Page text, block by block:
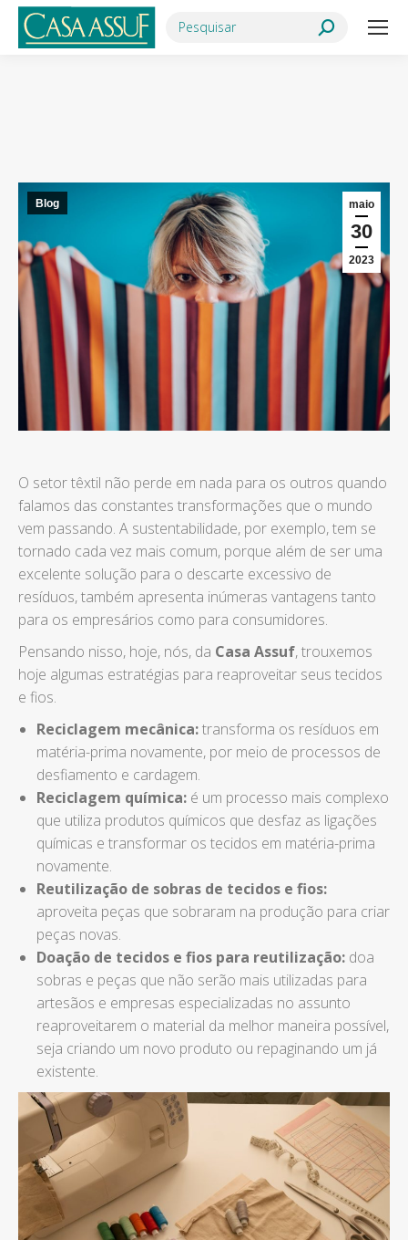
Search:
maio
30
2023
Blog
O setor têxtil não perde em nada para os outros quando
falamos das constantes transformações que o mundo
vem passando. A sustentabilidade, por exemplo, tem se
tornado cada vez mais comum, porque além de ser uma
excelente solução para o descarte excessivo de
resíduos, também apresenta inúmeras vantagens tanto
para os empresários como para consumidores.
Pensando nisso, hoje, nós, da Casa Assuf, trouxemos
hoje algumas estratégias para reaproveitar seus tecidos
e fios.
Reciclagem mecânica:transforma os resíduos em
matéria-prima novamente, por meio de processos de
desfiamento e cardagem.
Reciclagem química: é um processo mais complexo
que utiliza produtos químicos que desfaz as ligações
químicas e transformar os tecidos em matéria-prima
novamente.
Reutilização de sobras de tecidos e fios:
aproveita peças que sobraram na produção para criar
peças novas.
Doação de tecidos e fios para reutilização: doa
sobras e peças que não serão mais utilizadas para
artesãos e empresas especializadas no assunto
reaproveitarem o material da melhor maneira possível,
seja criando um novo produto ou repaginando um já
existente.